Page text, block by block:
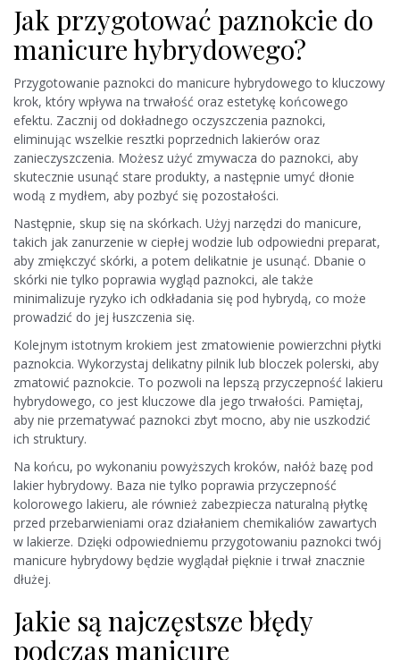
Jak przygotować paznokcie do
manicure hybrydowego?
Przygotowanie paznokci do manicure hybrydowego to kluczowy
krok, który wpływa na trwałość oraz estetykę końcowego
efektu. Zacznij od dokładnego oczyszczenia paznokci,
eliminując wszelkie resztki poprzednich lakierów oraz
zanieczyszczenia. Możesz użyć zmywacza do paznokci, aby
skutecznie usunąć stare produkty, a następnie umyć dłonie
wodą z mydłem, aby pozbyć się pozostałości.
Następnie, skup się na skórkach. Użyj narzędzi do manicure,
takich jak zanurzenie w ciepłej wodzie lub odpowiedni preparat,
aby zmiękczyć skórki, a potem delikatnie je usunąć. Dbanie o
skórki nie tylko poprawia wygląd paznokci, ale także
minimalizuje ryzyko ich odkładania się pod hybrydą, co może
prowadzić do jej łuszczenia się.
Kolejnym istotnym krokiem jest zmatowienie powierzchni płytki
paznokcia. Wykorzystaj delikatny pilnik lub bloczek polerski, aby
zmatowić paznokcie. To pozwoli na lepszą przyczepność lakieru
hybrydowego, co jest kluczowe dla jego trwałości. Pamiętaj,
aby nie przematywać paznokci zbyt mocno, aby nie uszkodzić
ich struktury.
Na końcu, po wykonaniu powyższych kroków, nałóż bazę pod
lakier hybrydowy. Baza nie tylko poprawia przyczepność
kolorowego lakieru, ale również zabezpiecza naturalną płytkę
przed przebarwieniami oraz działaniem chemikaliów zawartych
w lakierze. Dzięki odpowiedniemu przygotowaniu paznokci twój
manicure hybrydowy będzie wyglądał pięknie i trwał znacznie
dłużej.
Jakie są najczęstsze błędy
podczas manicure